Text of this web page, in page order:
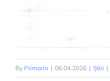
By Primaria | 06.04.2026 | Știri |